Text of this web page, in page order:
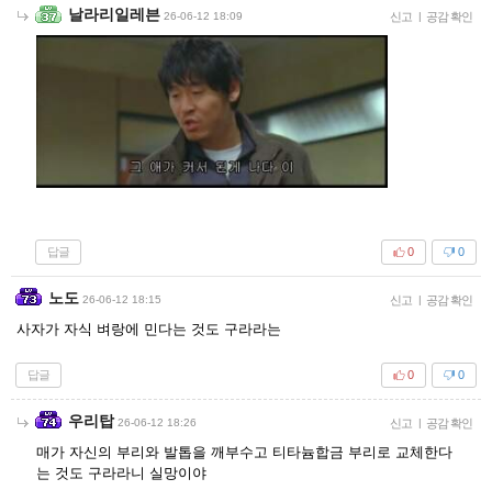
날라리일레븐 26-06-12 18:09 신고 | 공감 확인
답글 0
0
노도 26-06-12 18:15 신고 | 공감 확인
사자가 자식 벼랑에 민다는 것도 구라라는
답글 0
0
우리탑 26-06-12 18:26 신고 | 공감 확인
매가 자신의 부리와 발톱을 깨부수고 티타늄합금 부리로 교체한다
는 것도 구라라니 실망이야